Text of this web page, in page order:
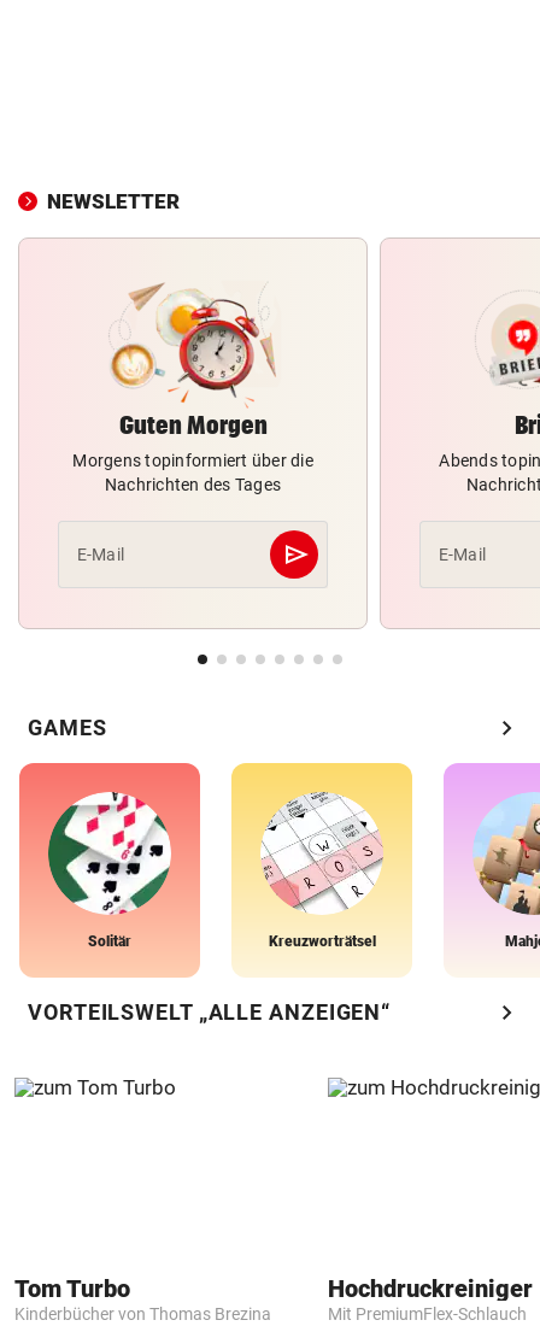
NEWSLETTER
Guten Morgen
Morgens topinformiert über die
Nachrichten des Tages
E-Mail send
Abschicken
Abends
E-Mail
GAMES chevron_right
Solitär Kreuzworträtsel
VORTEILSWELT „ALLE ANZEIGEN“ chevron_right
Tom Turbo
Kinderbücher von Thomas Brezina
Hochdruckreiniger
Mit PremiumFlex-Schlauch